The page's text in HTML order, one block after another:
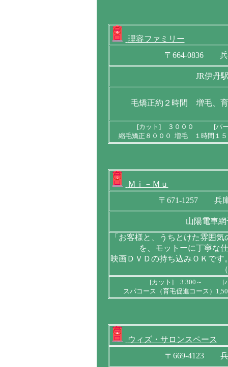
理容ファミリー
〒664-0836 兵
JR伊丹
毛矯正約２時間 増毛、
[カット] ３０００ [パ
縮毛矯正８０００ 増毛 １時間１
Ｍｉ－Ｍｕ
〒671-1257 兵庫
山陽電車
「お客様と、うちとけた雰囲
を、モットーに丁寧な
映画ＤＶＤの持ち込みＯＫで
[カット] 3.300～ [
スパコース（育毛促進コース）
ウィズ・サロンスペース
〒669-4123 兵